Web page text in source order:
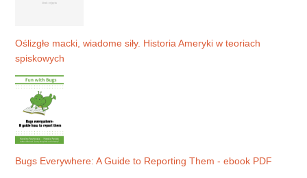
Oślizgłe macki, wiadome siły. Historia Ameryki w teoriach
spiskowych
Bugs Everywhere: A Guide to Reporting Them - ebook PDF